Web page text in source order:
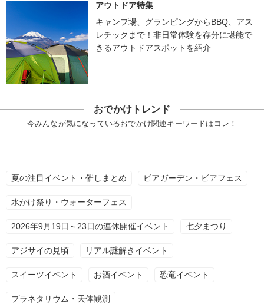
アウトドア特集
キャンプ場、グランピングからBBQ、アス
レチックまで！非日常体験を存分に堪能で
きるアウトドアスポットを紹介
おでかけトレンド
今みんなが気になっているおでかけ関連キーワードはコレ！
夏の注目イベント・催しまとめ ビアガーデン・ビアフェス
水かけ祭り・ウォーターフェス
2026年9月19日～23日の連休開催イベント 七夕まつり
アジサイの見頃 リアル謎解きイベント
スイーツイベント お酒イベント 恐竜イベント
プラネタリウム・天体観測